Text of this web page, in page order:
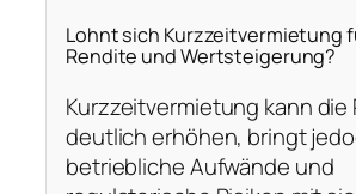
Lohnt sich Kurzzeitvermietung
Rendite und Wertsteigerung?
Kurzzeitvermietung kann die
deutlich erhöhen, bringt
betriebliche Aufwände und